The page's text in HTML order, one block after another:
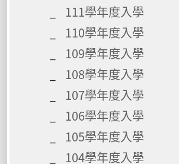
111學年度入學
110學年度入學
109學年度入學
108學年度入學
107學年度入學
106學年度入學
105學年度入學
104學年度入學